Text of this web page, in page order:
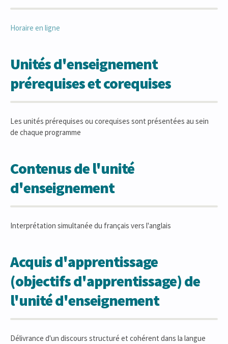
Horaire en ligne
Unités d'enseignement
prérequises et corequises
Les unités prérequises ou corequises sont présentées au sein
de chaque programme
Contenus de l'unité
d'enseignement
Interprétation simultanée du français vers l'anglais
Acquis d'apprentissage
(objectifs d'apprentissage) de
l'unité d'enseignement
Délivrance d'un discours structuré et cohérent dans la langue